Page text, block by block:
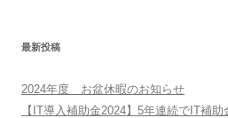
最新投稿
2024年度 お盆休暇のお知らせ
【IT導入補助金2024】5年連続でIT補